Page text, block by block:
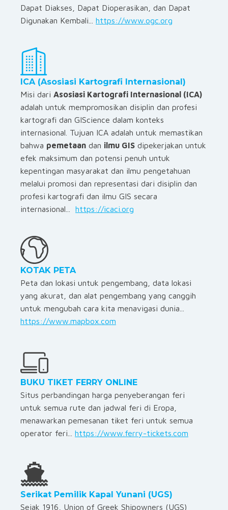
Dapat Diakses, Dapat Dioperasikan, dan Dapat
Digunakan Kembali... https://www.ogc.org
ICA (Asosiasi Kartografi Internasional)
Misi dari Asosiasi Kartografi Internasional (ICA)
adalah untuk mempromosikan disiplin dan profesi
kartografi dan GIScience dalam konteks
internasional. Tujuan ICA adalah untuk memastikan
bahwa pemetaan dan ilmu GIS dipekerjakan untuk
efek maksimum dan potensi penuh untuk
kepentingan masyarakat dan ilmu pengetahuan
melalui promosi dan representasi dari disiplin dan
profesi kartografi dan ilmu GIS secara
internasional... https://icaci.org
KOTAK PETA
Peta dan lokasi untuk pengembang, data lokasi
yang akurat, dan alat pengembang yang canggih
untuk mengubah cara kita menavigasi dunia...
https://www.mapbox.com
BUKU TIKET FERRY ONLINE
Situs perbandingan harga penyeberangan feri
untuk semua rute dan jadwal feri di Eropa,
menawarkan pemesanan tiket feri untuk semua
operator feri
https://www.ferry-tickets.com
Serikat Pemilik Kapal Yunani (UGS)
Sejak 1916, Union of Greek Shipowners (UGS)